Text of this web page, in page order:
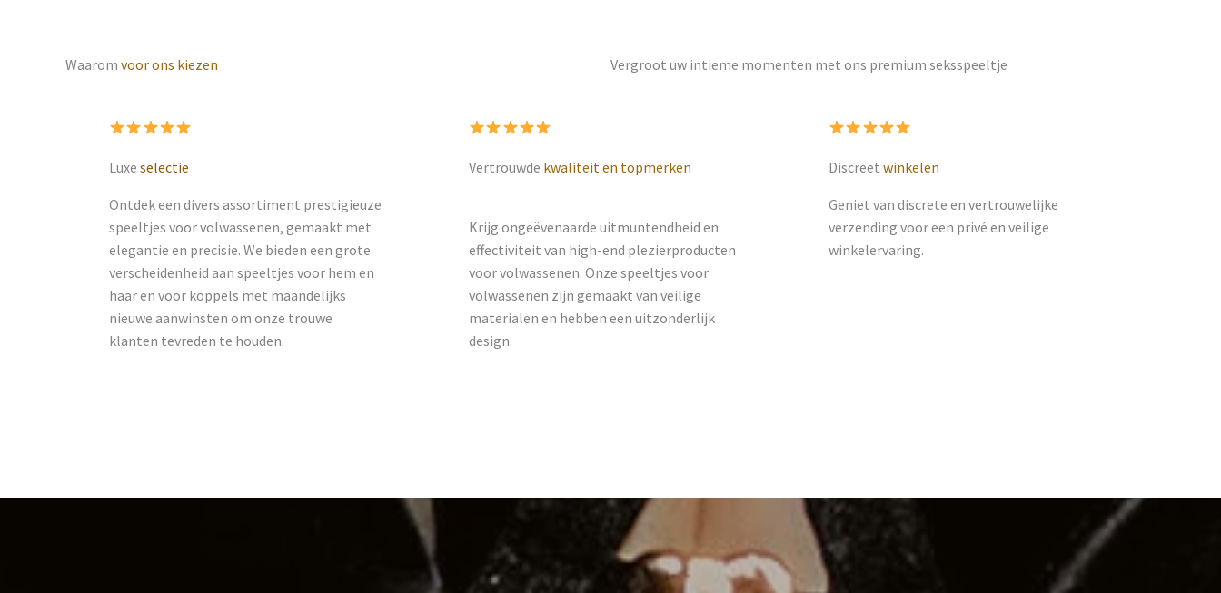
Waarom voor ons kiezen Vergroot uw intieme momenten met ons premium seksspeeltje
Luxe selectie
Ontdek een divers assortiment prestigieuze
speeltjes voor volwassenen, gemaakt met
elegantie en precisie. We bieden een grote
verscheidenheid aan speeltjes voor hem en
haar en voor koppels met maandelijks
nieuwe aanwinsten om onze trouwe
klanten tevreden te houden.
Vertrouwde kwaliteit en topmerken
Krijg ongeëvenaarde uitmuntendheid en
effectiviteit van high-end plezierproducten
voor volwassenen. Onze speeltjes voor
volwassenen zijn gemaakt van veilige
materialen en hebben een uitzonderlijk
design.
Discreet winkelen
Geniet van discrete en vertrouwelijke
verzending voor een privé en veilige
winkelervaring.